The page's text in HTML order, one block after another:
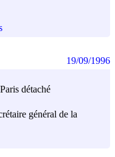
détaché
général de la
19/09/1996